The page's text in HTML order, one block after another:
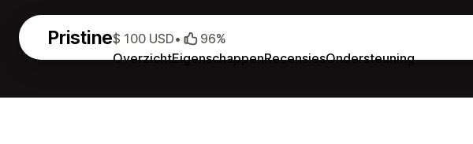
Pristine
OverzichtEigenschappenRecensiesOndersteuning
$ 100 USD• 96%